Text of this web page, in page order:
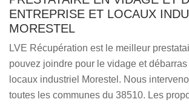
ENTREPRISE ET LOCAUX
MORESTEL
LVE Récupération est le meilleur
pouvez joindre pour le vidage et
locaux industriel Morestel. Nous
toutes les communes du 38510. Les